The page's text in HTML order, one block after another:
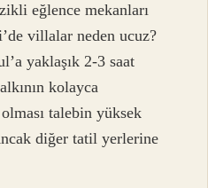
eğlence mekanları
villalar neden ucuz?
yaklaşık 2-3 saat
kolayca
talebin yüksek
diğer tatil yerlerine